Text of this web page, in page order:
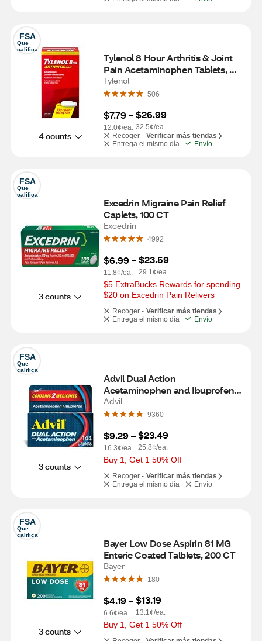
FSA
Que
califica
4 counts
Tylenol 8 Hour Arthritis & Joint
Pain Acetaminophen Tablets,
100 CT
Tylenol
506
$7.79 –
12.0¢/ea.
$26.99
32.5¢/ea.
Recoger - Verificar más tiendas
Entrega el mismo día
Envío
FSA
Que
califica
3 counts
Excedrin Migraine Pain Relief
Caplets, 100 CT
Excedrin
4992
$6.99 –
11.8¢/ea.
$23.59
29.1¢/ea.
$5 ExtraBucks Rewards for spending
$20 on Excedrin Pain Relivers
Recoger - Verificar más tiendas
Entrega el mismo día
Envío
FSA
Que
califica
3 counts
Advil Dual Action
Acetaminophen and Ibuprofen
Caplets, 144 CT
Advil
9360
$9.29 –
16.3¢/ea.
$23.49
25.8¢/ea.
Buy 1, Get 1 50% Off
Recoger - Verificar más tiendas
Entrega el mismo día
Envío
FSA
Que
califica
3 counts
Bayer Low Dose Aspirin 81 MG
Enteric Coated Talblets, 200 CT
Bayer
180
$4.19 –
6.6¢/ea.
$13.19
13.1¢/ea.
Buy 1, Get 1 50% Off